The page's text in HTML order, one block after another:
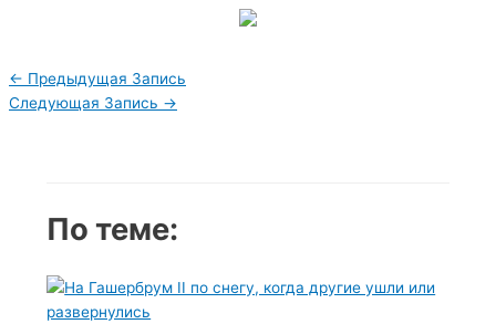
Навигация
по
← Предыдущая Запись
Следующая Запись →
По теме: